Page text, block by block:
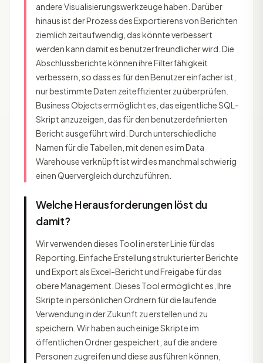
andere Visualisierungswerkzeuge haben. Darüber
hinaus ist der Prozess des Exportierens von Berichten
ziemlich zeitaufwendig, das könnte verbessert
werden kann damit es benutzerfreundlicher wird. Die
Abschlussberichte können ihre Filterfähigkeit
verbessern, so dass es für den Benutzer einfacher ist,
nur bestimmte Daten zeiteffizienter zu überprüfen.
Business Objects ermöglicht es, das eigentliche SQL-
Skript anzuzeigen, das für den benutzerdefinierten
Bericht ausgeführt wird. Durch unterschiedliche
Namen für die Tabellen, mit denen es im Data
Warehouse verknüpft ist wird es manchmal schwierig
einen Quervergleich durchzuführen.
Welche Herausforderungen löst du
damit?
Wir verwenden dieses Tool in erster Linie für das
Reporting. Einfache Erstellung strukturierter Berichte
und Export als Excel-Bericht und Freigabe für das
obere Management. Dieses Tool ermöglicht es, Ihre
Skripte in persönlichen Ordnern für die laufende
Verwendung in der Zukunft zu erstellen und zu
speichern. Wir haben auch einige Skripte im
öffentlichen Ordner gespeichert, auf die andere
Personen zugreifen und diese ausführen können,